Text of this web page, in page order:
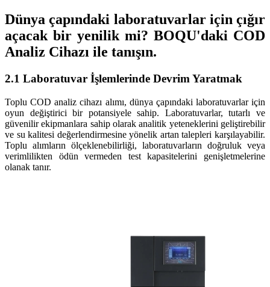
Dünya çapındaki laboratuvarlar için çığır
açacak bir yenilik mi? BOQU'daki COD
Analiz Cihazı ile tanışın.
2.1 Laboratuvar İşlemlerinde Devrim Yaratmak
Toplu COD analiz cihazı alımı, dünya çapındaki laboratuvarlar için
oyun değiştirici bir potansiyele sahip. Laboratuvarlar, tutarlı ve
güvenilir ekipmanlara sahip olarak analitik yeteneklerini geliştirebilir
ve su kalitesi değerlendirmesine yönelik artan talepleri karşılayabilir.
Toplu alımların ölçeklenebilirliği, laboratuvarların doğruluk veya
verimlilikten ödün vermeden test kapasitelerini genişletmelerine
olanak tanır.